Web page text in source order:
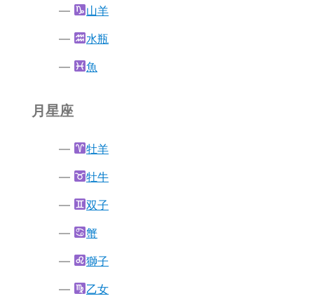
山羊
水瓶
魚
月星座
牡羊
牡牛
双子
蟹
獅子
乙女